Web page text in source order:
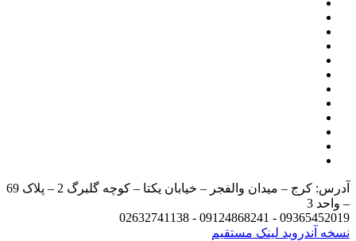
آدرس: کرج – میدان والفجر – خیابان یکتا – کوچه گلبرگ 2 – پلاک 69
3
09365452019 - 09124868241 -
آندرویدلینک مستقیم